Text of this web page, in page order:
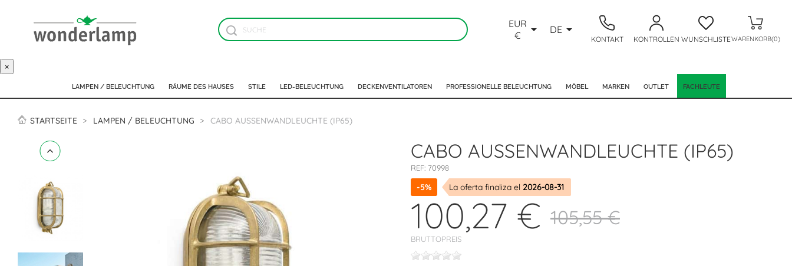
EUR
€
 DE 
KONTAKT KONTROLLEN WUNSCHLISTEWARENKORB(0)
×
LAMPEN / BELEUCHTUNG RÄUME DES HAUSES STILE LED-BELEUCHTUNG DECKENVENTILATOREN PROFESSIONELLE BELEUCHTUNG MÖBEL MARKEN OUTLET FACHLEUTE
STARTSEITE LAMPEN / BELEUCHTUNG CABO AUSSENWANDLEUCHTE (IP65)
CABO AUSSENWANDLEUCHTE (IP65)
REF: 70998
-5% La oferta finaliza el 2026-08-31
100,27 €
BRUTTOPREIS
105,55 €